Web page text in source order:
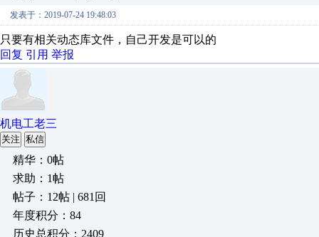
发表于：2019-07-24 19:48:03
只要有相关动态库文件，自己开发是可以的
回复 引用 举报
机电工老三
关注 私信
精华：0帖
求助：1帖
帖子：12帖 | 681回
年度积分：84
历史总积分：2409